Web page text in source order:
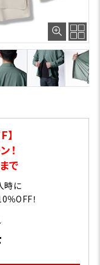
！
で
時に
％OFF！